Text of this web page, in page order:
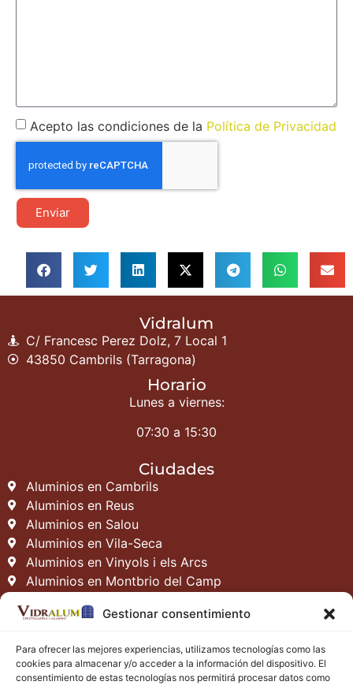
Gestionar consentimiento
Para ofrecer las mejores experiencias, utilizamos tecnologías como las
cookies para almacenar y/o acceder a la información del dispositivo. El
consentimiento de estas tecnologías nos permitirá procesar datos como
Acepto las condiciones de la Política de Privacidad
Enviar
Vidralum
C/ Francesc Perez Dolz, 7 Local 1
43850 Cambrils (Tarragona)
Horario
Lunes a viernes:
07:30 a 15:30
Ciudades
Aluminios en Cambrils
Aluminios en Reus
Aluminios en Salou
Aluminios en Vila-Seca
Aluminios en Vinyols i els Arcs
Aluminios en Montbrio del Camp
Aluminios en La Pineda
Contacto
vidralum.com vidralumcambrils@hotmail.com